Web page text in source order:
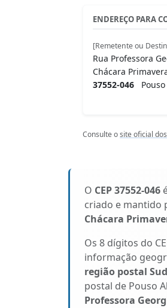
ENDEREÇO PARA
[Remetente ou
Rua Professora
Chácara
37552-046
Consulte osite oficial
O CEP 37552-046
criado e mantido
Chácara
Os 8 dígitos do
informação
região postal
postal de Pouso
Professora